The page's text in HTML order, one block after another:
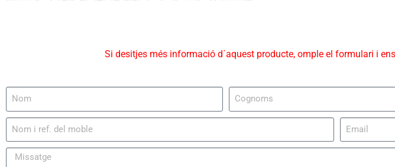
Si desitjes més informació d´aquest producte, omple el formulari i